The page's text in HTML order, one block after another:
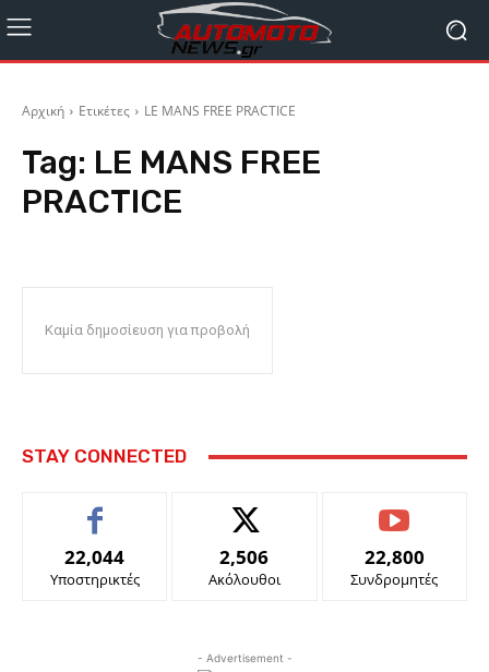
Αρχική Ετικέτες LE MANS FREE PRACTICE
Tag: LE MANS FREE
PRACTICE
Καμία δημοσίευση για προβολή
STAY CONNECTED
22,044
Υποστηρικτές
2,506
Ακόλουθοι
22,800
Συνδρομητές
- Advertisement -